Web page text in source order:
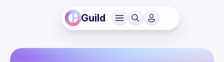
Guild